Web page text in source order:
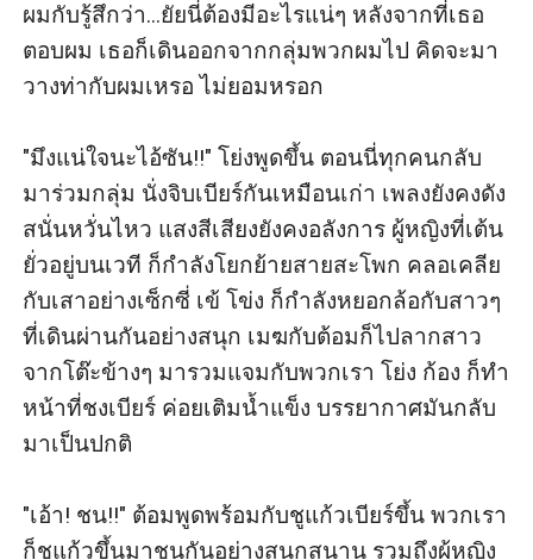
ผมกับรู้สึกว่า...ยัยนี่ต้องมีอะไรแน่ๆ หลังจากที่เธอ
ตอบผม เธอก็เดินออกจากกลุ่มพวกผมไป คิดจะมา
วางท่ากับผมเหรอ ไม่ยอมหรอก
"มึงแน่ใจนะไอ้ซัน!!" โย่งพูดขึ้น ตอนนี่ทุกคนกลับ
มาร่วมกลุ่ม นั่งจิบเบียร์กันเหมือนเก่า เพลงยังคงดัง
สนั่นหวั่นไหว แสงสีเสียงยังคงอลังการ ผู้หญิงที่เต้น
ยั่วอยู่บนเวที ก็กำลังโยกย้ายสายสะโพก คลอเคลีย
กับเสาอย่างเซ็กซี่ เข้ โข่ง ก็กำลังหยอกล้อกับสาวๆ
ที่เดินผ่านกันอย่างสนุก เมฆกับต้อมก็ไปลากสาว
จากโต๊ะข้างๆ มารวมแจมกับพวกเรา โย่ง ก้อง ก็ทำ
หน้าที่ชงเบียร์ ค่อยเติมน้ำแข็ง บรรยากาศมันกลับ
มาเป็นปกติ
"เอ้า! ชน!!" ต้อมพูดพร้อมกับชูแก้วเบียร์ขึ้น พวกเรา
ก็ชูแก้วขึ้นมาชนกันอย่างสนุกสนาน รวมถึงผู้หญิง